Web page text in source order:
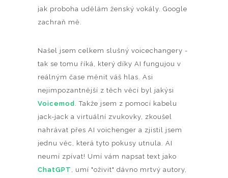
jak proboha udělám ženský vokály. Google
zachraň mě.
Našel jsem celkem slušný voicechangery -
tak se tomu říká, který díky AI fungujou v
reálným čase měnit váš hlas. Asi
nejimpozantnější z těch věcí byl jakýsi
Voicemod
. Takže jsem z pomocí kabelu
jack-jack a virtuální zvukovky, zkoušel
nahrávat přes AI voichenger a zjistil jsem
jednu věc, která tyto pokusy utnula. AI
neumí zpívat! Umí vám napsat text jako
ChatGPT
, umí "oživit" dávno mrtvý autory,